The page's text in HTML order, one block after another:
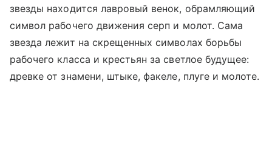
звезды находится лавровый венок, обрамляющий
символ рабочего движения серп и молот. Сама
звезда лежит на скрещенных символах борьбы
рабочего класса и крестьян за светлое будущее:
древке от знамени, штыке, факеле, плуге и молоте.